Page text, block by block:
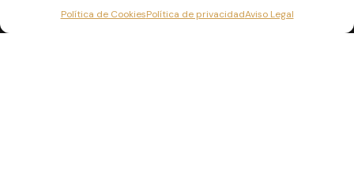
Política de CookiesPolítica de privacidadAviso Legal